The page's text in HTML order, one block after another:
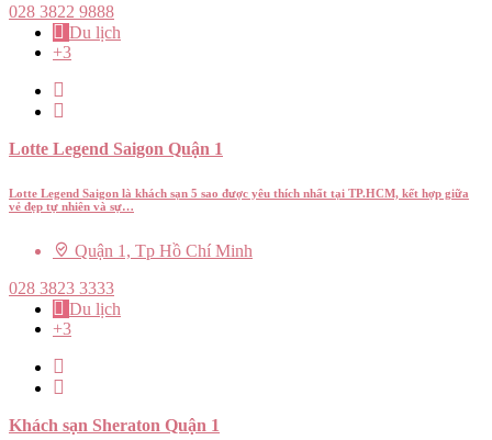
028 3822 9888
Du lịch
+3
Lotte Legend Saigon Quận 1
Lotte Legend Saigon là khách sạn 5 sao được yêu thích nhất tại TP.HCM, kết hợp giữa
vẻ đẹp tự nhiên và sự…
Quận 1, Tp Hồ Chí Minh
028 3823 3333
Du lịch
+3
Khách sạn Sheraton Quận 1